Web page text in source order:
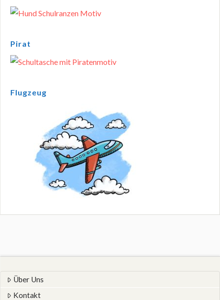
Pirat
Flugzeug
Über Uns
Kontakt